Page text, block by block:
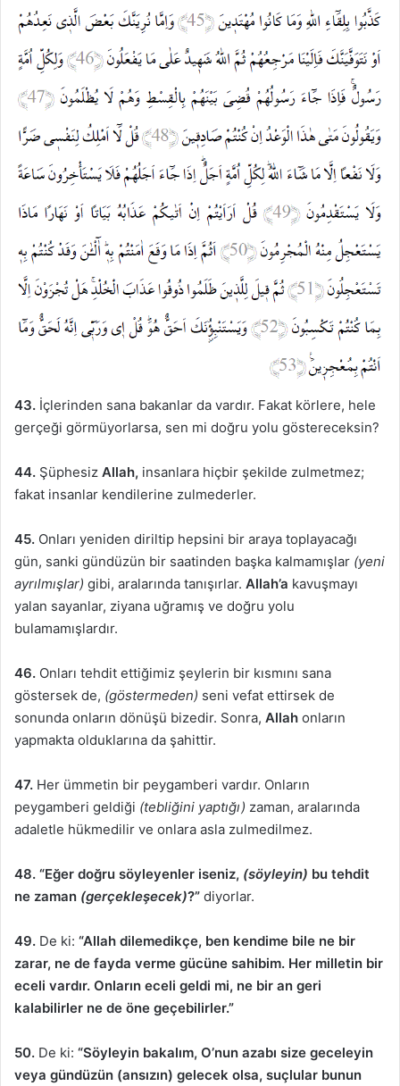
43. İçlerinden sana bakanlar da vardır. Fakat körlere, hele
gerçeği görmüyorlarsa, sen mi doğru yolu göstereceksin?
44. Şüphesiz Allah, insanlara hiçbir şekilde zulmetmez;
fakat insanlar kendilerine zulmederler.
45. Onları yeniden diriltip hepsini bir araya toplayacağı
gün, sanki gündüzün bir saatinden başka kalmamışlar (yeni
ayrılmışlar) gibi, aralarında tanışırlar. Allah’a kavuşmayı
yalan sayanlar, ziyana uğramış ve doğru yolu
bulamamışlardır.
46. Onları tehdit ettiğimiz şeylerin bir kısmını sana
göstersek de, (göstermeden) seni vefat ettirsek de
sonunda onların dönüşü bizedir. Sonra, Allah onların
yapmakta olduklarına da şahittir.
47. Her ümmetin bir peygamberi vardır. Onların
peygamberi geldiği (tebliğini yaptığı) zaman, aralarında
adaletle hükmedilir ve onlara asla zulmedilmez.
48. “Eğer doğru söyleyenler iseniz, (söyleyin) bu tehdit
ne zaman (gerçekleşecek)?” diyorlar.
49. De ki: “Allah dilemedikçe, ben kendime bile ne bir
zarar, ne de fayda verme gücüne sahibim. Her milletin bir
eceli vardır. Onların eceli geldi mi, ne bir an geri
kalabilirler ne de öne geçebilirler.”
50. De ki: “Söyleyin bakalım, O’nun azabı size geceleyin
veya gündüzün (ansızın) gelecek olsa, suçlular bunun